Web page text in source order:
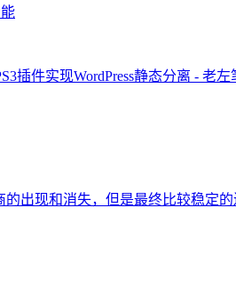
出现和消失，但是最终比较稳定